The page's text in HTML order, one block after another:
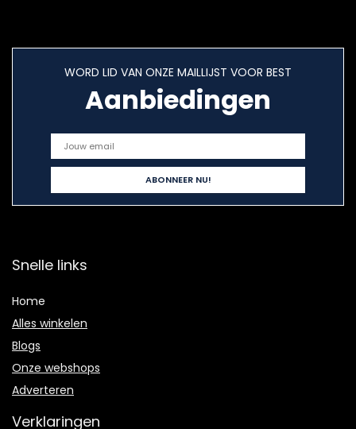
WORD LID VAN ONZE MAILLIJST VOOR BEST
Aanbiedingen
Snelle links
Home
Alles winkelen
Blogs
Onze webshops
Adverteren
Verklaringen